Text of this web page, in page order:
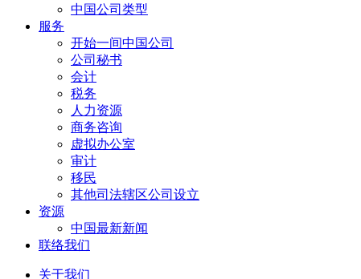
中国公司类型
服务
开始一间中国公司
公司秘书
会计
税务
人力资源
商务咨询
虚拟办公室
审计
移民
其他司法辖区公司设立
资源
中国最新新闻
联络我们
关于我们